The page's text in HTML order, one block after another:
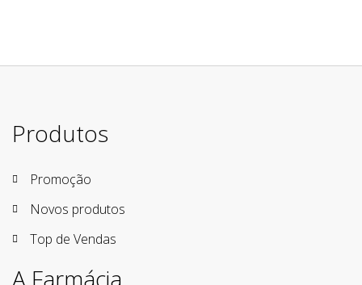
Produtos
Promoção
Novos produtos
Top de Vendas
A Farmácia